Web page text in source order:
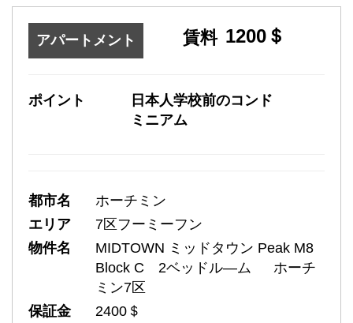
アパートメント 賃料 1200＄
ポイント
日本人学校前のコンド
ミニアム
都市名
ホーチミン
エリア
7区フーミーフン
物件名
MIDTOWN ミッドタウン Peak M8
Block C 2ベッドル―ム ホーチ
ミン7区
保証金
2400＄